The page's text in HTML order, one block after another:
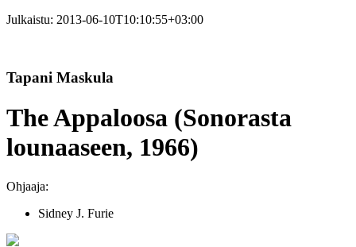
Julkaistu: 2013-06-10T10:10:55+03:00
Tapani Maskula
The Appaloosa (Sonorasta
lounaaseen, 1966)
Ohjaaja:
Sidney J. Furie